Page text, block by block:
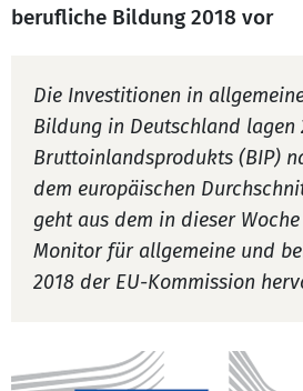
berufliche Bildung 2018 vor
Die Investitionen in
Bildung in Deutschland lagen
Bruttoinlandsprodukts (BIP)
dem europäischen
geht aus dem in dieser
Monitor für allgemeine und
2018 der EU-Kommission